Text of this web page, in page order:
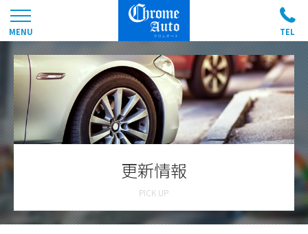
更新情報